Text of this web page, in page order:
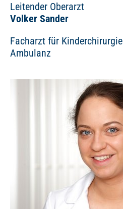
Leitender Oberarzt
Volker Sander
Facharzt für Kinderchirurgie
Ambulanz